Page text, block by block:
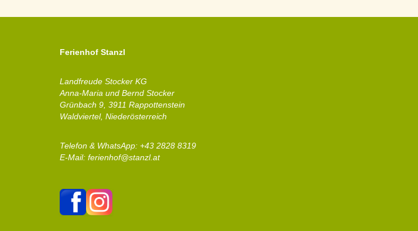
Ferienhof Stanzl
Landfreude Stocker KG
Anna-Maria und Bernd Stocker
Grünbach 9, 3911 Rappottenstein
Waldviertel, Niederösterreich
Telefon & WhatsApp: +43 2828 8319
E-Mail: ferienhof@stanzl.at